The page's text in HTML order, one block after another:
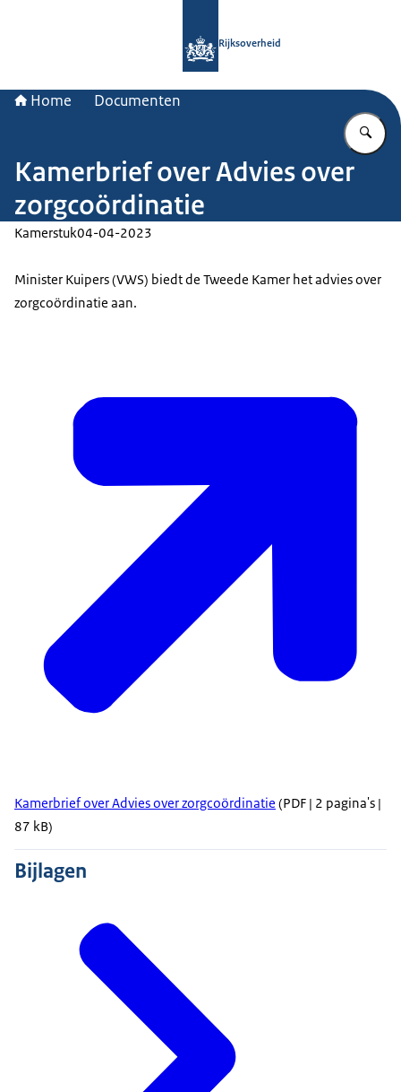
Rijksoverheid
Home Documenten
Kamerbrief over Advies over
zorgcoördinatie
Kamerstuk04-04-2023
Minister Kuipers (VWS) biedt de Tweede Kamer het advies over
zorgcoördinatie aan.
Kamerbrief over Advies over zorgcoördinatie (PDF | 2 pagina's |
87 kB)
Bijlagen